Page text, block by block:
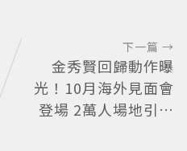
下一篇 →
金秀賢回歸動作曝
光！10月海外見面會
登場 2萬人場地引關